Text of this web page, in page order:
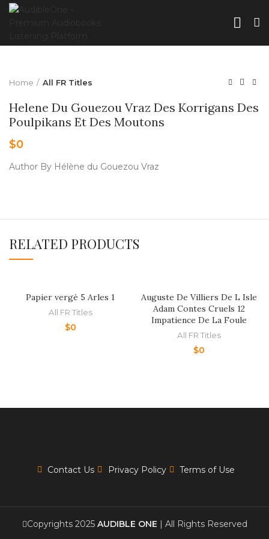
Home All FR Titles
Helene Du Gouezou Vraz Des Korrigans Des
Poulpikans Et Des Moutons
$0
Author By Hélène du Gouezou Vraz
RELATED PRODUCTS
Papier vergé 5 Arles 1
All FR Titles
$0
Auguste De Villiers De L Isle
Adam Contes Cruels 12
Impatience De La Foule
All FR Titles
$0
Contact Us Privacy Policy Terms of Use
Copyrights 2025 AUDIBLE ONE | All Rights Reserved